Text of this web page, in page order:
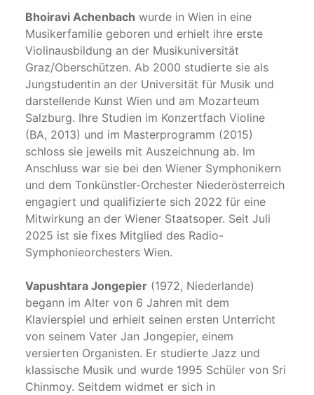
Bhoiravi Achenbach wurde in Wien in eine
Musikerfamilie geboren und erhielt ihre erste
Violinausbildung an der Musikuniversität
Graz/Oberschützen. Ab 2000 studierte sie als
Jungstudentin an der Universität für Musik und
darstellende Kunst Wien und am Mozarteum
Salzburg. Ihre Studien im Konzertfach Violine
(BA, 2013) und im Masterprogramm (2015)
schloss sie jeweils mit Auszeichnung ab. Im
Anschluss war sie bei den Wiener Symphonikern
und dem Tonkünstler-Orchester Niederösterreich
engagiert und qualifizierte sich 2022 für eine
Mitwirkung an der Wiener Staatsoper. Seit Juli
2025 ist sie fixes Mitglied des Radio-
Symphonieorchesters Wien.
Vapushtara Jongepier(1972, Niederlande)
begann im Alter von 6 Jahren mit dem
Klavierspiel und erhielt seinen ersten Unterricht
von seinem Vater Jan Jongepier, einem
versierten Organisten. Er studierte Jazz und
klassische Musik und wurde 1995 Schüler von Sri
Chinmoy. Seitdem widmet er sich in